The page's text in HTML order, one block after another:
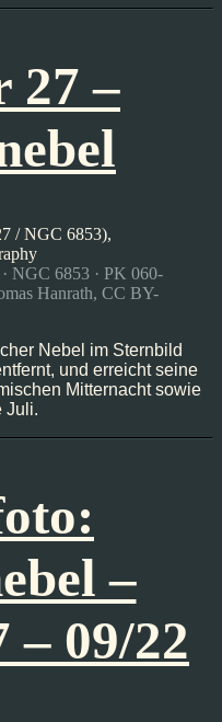
27 –
NGC 6853 · PK 060-
Hanrath, CC BY-
Nebel im Sternbild
und erreicht seine
Mitternacht sowie
Juli.
–
– 09/22